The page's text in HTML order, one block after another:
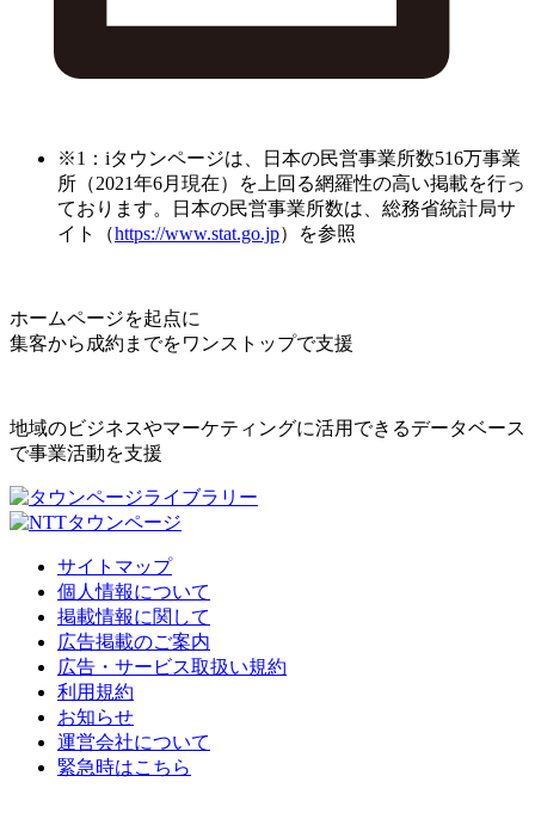
※1：iタウンページは、日本の民営事業所数516万事業
所（2021年6月現在）を上回る網羅性の高い掲載を行っ
ております。日本の民営事業所数は、総務省統計局サ
イト（https://www.stat.go.jp）を参照
ホームページを起点に
集客から成約までをワンストップで支援
地域のビジネスやマーケティングに活用できるデータベース
で事業活動を支援
サイトマップ
個人情報について
掲載情報に関して
広告掲載のご案内
広告・サービス取扱い規約
利用規約
お知らせ
運営会社について
緊急時はこちら